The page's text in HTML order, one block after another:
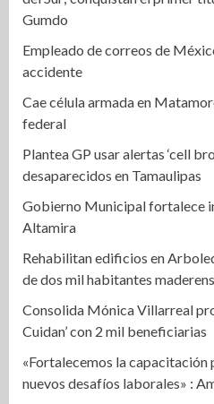
Gumdo
Empleado de correos de
accidente
Cae célula armada en
federal
Plantea GP usar alertas ‘cell
desaparecidos en Tamaulipas
Gobierno Municipal fortalece
Altamira
Rehabilitan edificios en
de dos mil habitantes
Consolida Mónica Villarreal
Cuidan’ con 2 mil beneficiarias
«Fortalecemos la capacitación
nuevos desafíos laborales» :